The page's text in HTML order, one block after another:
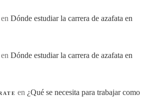
enDónde estudiar la carrera de azafata en
enDónde estudiar la carrera de azafata en
en ¿Qué se necesita para trabajar como